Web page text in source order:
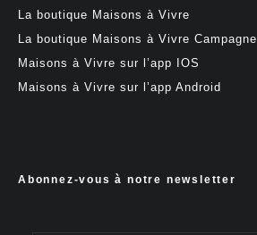
La boutique Maisons à Vivre
La boutique Maisons à Vivre Campagne
Maisons à Vivre sur l’app IOS
Maisons à Vivre sur l’app Android
Abonnez-vous à notre newsletter